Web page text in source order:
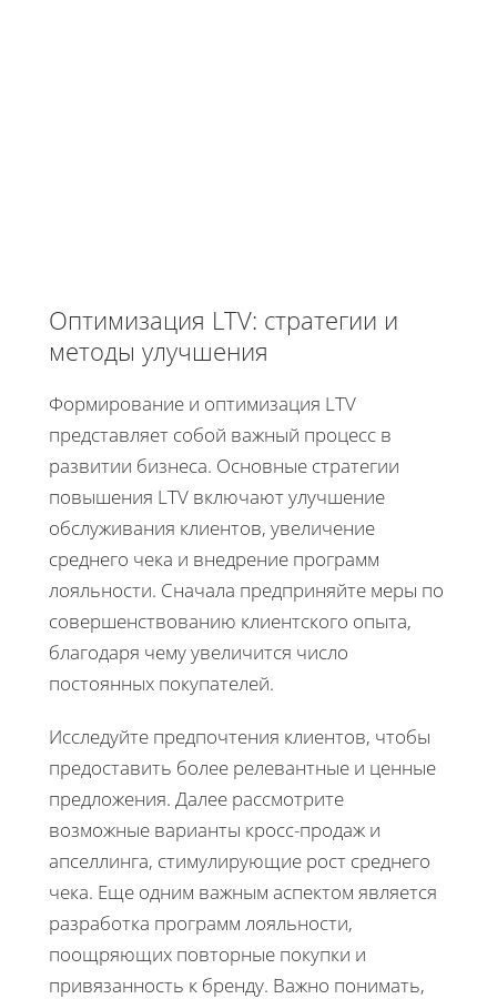
Оптимизация LTV: стратегии и
методы улучшения
Формирование и оптимизация LTV
представляет собой важный процесс в
развитии бизнеса. Основные стратегии
повышения LTV включают улучшение
обслуживания клиентов, увеличение
среднего чека и внедрение программ
лояльности. Сначала предприняйте меры по
совершенствованию клиентского опыта,
благодаря чему увеличится число
постоянных покупателей.
Исследуйте предпочтения клиентов, чтобы
предоставить более релевантные и ценные
предложения. Далее рассмотрите
возможные варианты кросс-продаж и
апселлинга, стимулирующие рост среднего
чека. Еще одним важным аспектом является
разработка программ лояльности,
поощряющих повторные покупки и
привязанность к бренду. Важно понимать,